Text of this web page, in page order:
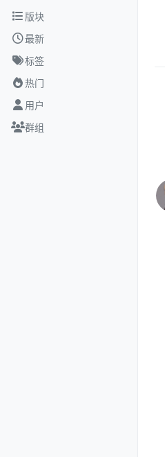
跳转至内容
版块
最新
标签
热门
用户
群组